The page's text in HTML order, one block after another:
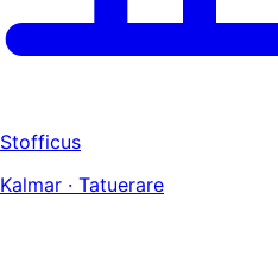
Stofficus
Kalmar · Tatuerare